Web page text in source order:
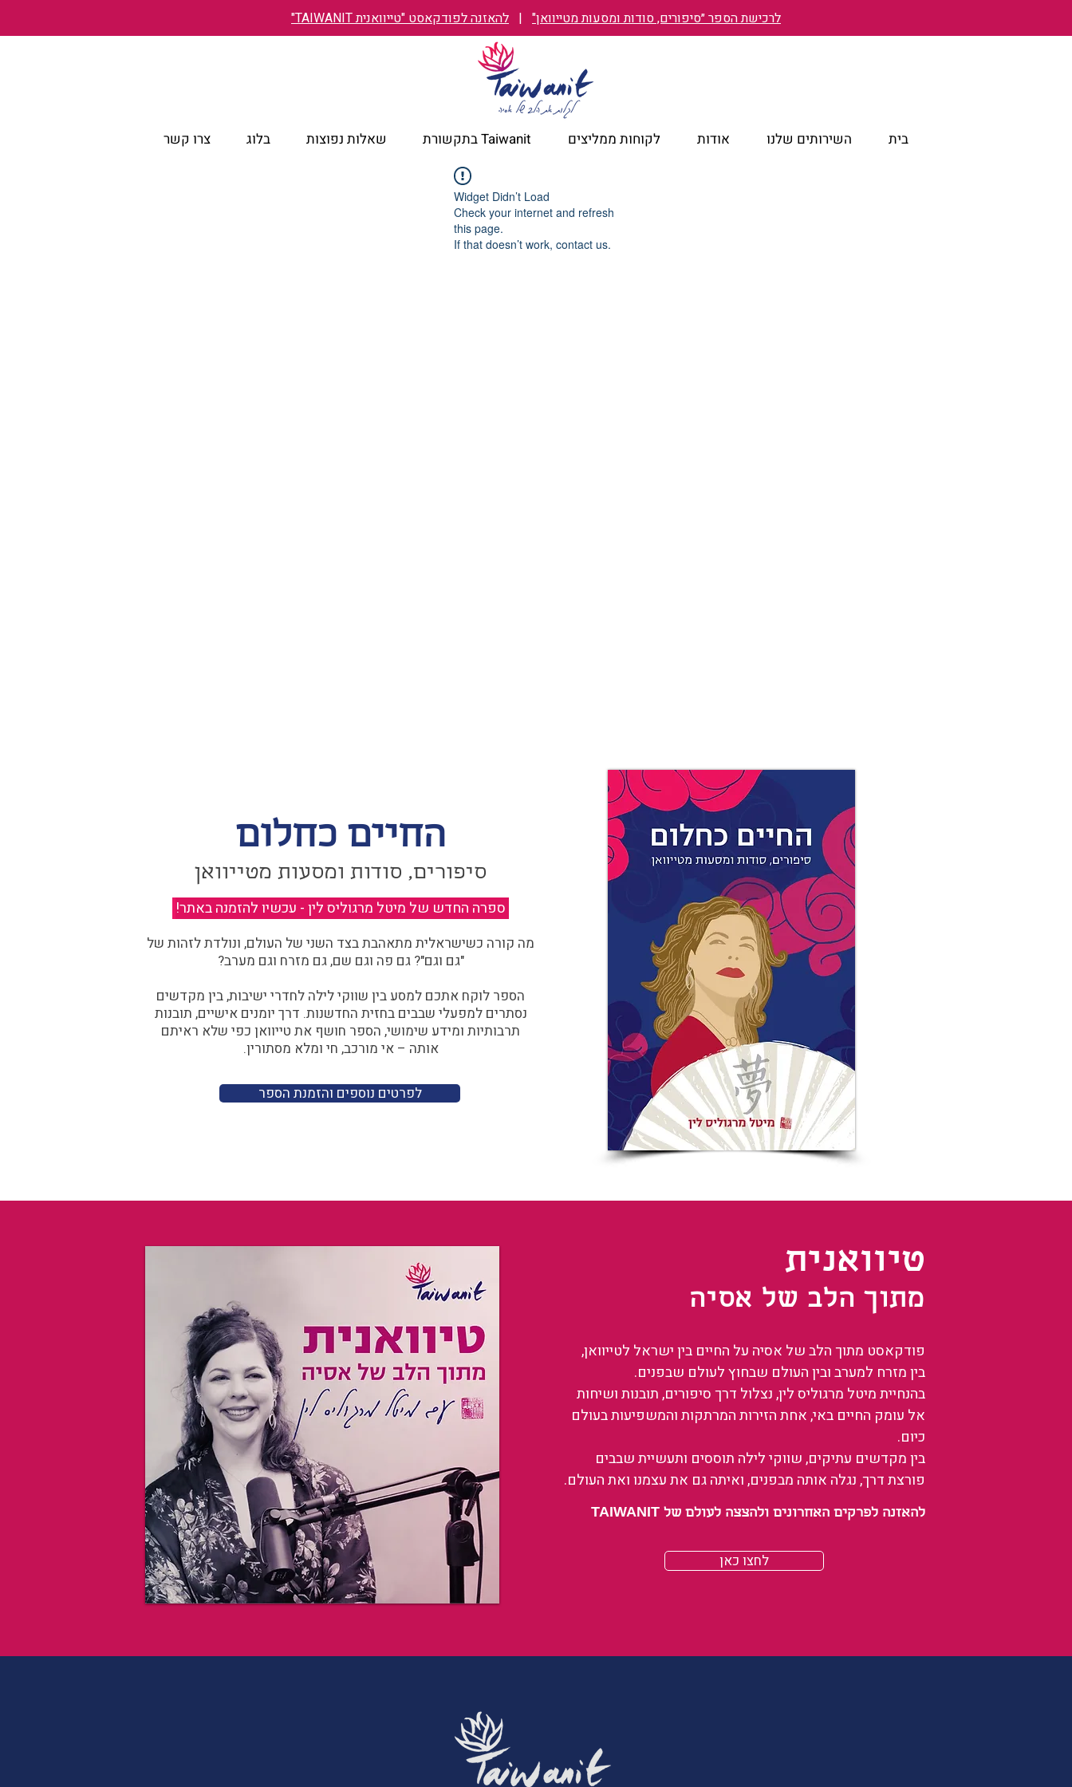
לרכישת הספר ״סיפורים, סודות ומסעות מטייוואן" | להאזנה לפודקאסט "טייוואנית TAIWANIT"
בית השירותים שלנו אודות לקוחות ממליצים Taiwanit בתקשורת שאלות נפוצות בלוג צרו קשר
Widget Didn’t Load
Check your internet and refresh
this page.
If that doesn’t work, contact us.
החיים כחלום
סיפורים, סודות ומסעות מטייוואן
ספרה החדש של מיטל מרגוליס לין - עכשיו להזמנה באתר!
מה קורה כשישראלית מתאהבת בצד השני של העולם, ונולדת לזהות של
"גם וגם"? גם פה וגם שם, גם מזרח וגם מערב?​​
הספר לוקח אתכם למסע בין שווקי לילה לחדרי ישיבות, בין מקדשים
נסתרים למפעלי שבבים בחזית החדשנות. דרך יומנים אישיים, תובנות
תרבותיות ומידע שימושי, הספר חושף את טייוואן כפי שלא ראיתם
אותה – אי מורכב, חי ומלא מסתורין.
לפרטים נוספים והזמנת הספר
טיוואנית
מתוך הלב של אסיה
פודקאסט מתוך הלב של אסיה על החיים בין ישראל לטייוואן,
בין מזרח למערב ובין העולם שבחוץ לעולם שבפנים.
בהנחיית מיטל מרגוליס לין, נצלול דרך סיפורים, תובנות ושיחות
אל עומק החיים באי, אחת הזירות המרתקות והמשפיעות בעולם
כיום.
בין מקדשים עתיקים, שווקי לילה תוססים ותעשיית שבבים
פורצת דרך, נגלה אותה מבפנים, ואיתה גם את עצמנו ואת העולם.
להאזנה לפרקים האחרונים ולהצצה לעולם של TAIWANIT
לחצו כאן